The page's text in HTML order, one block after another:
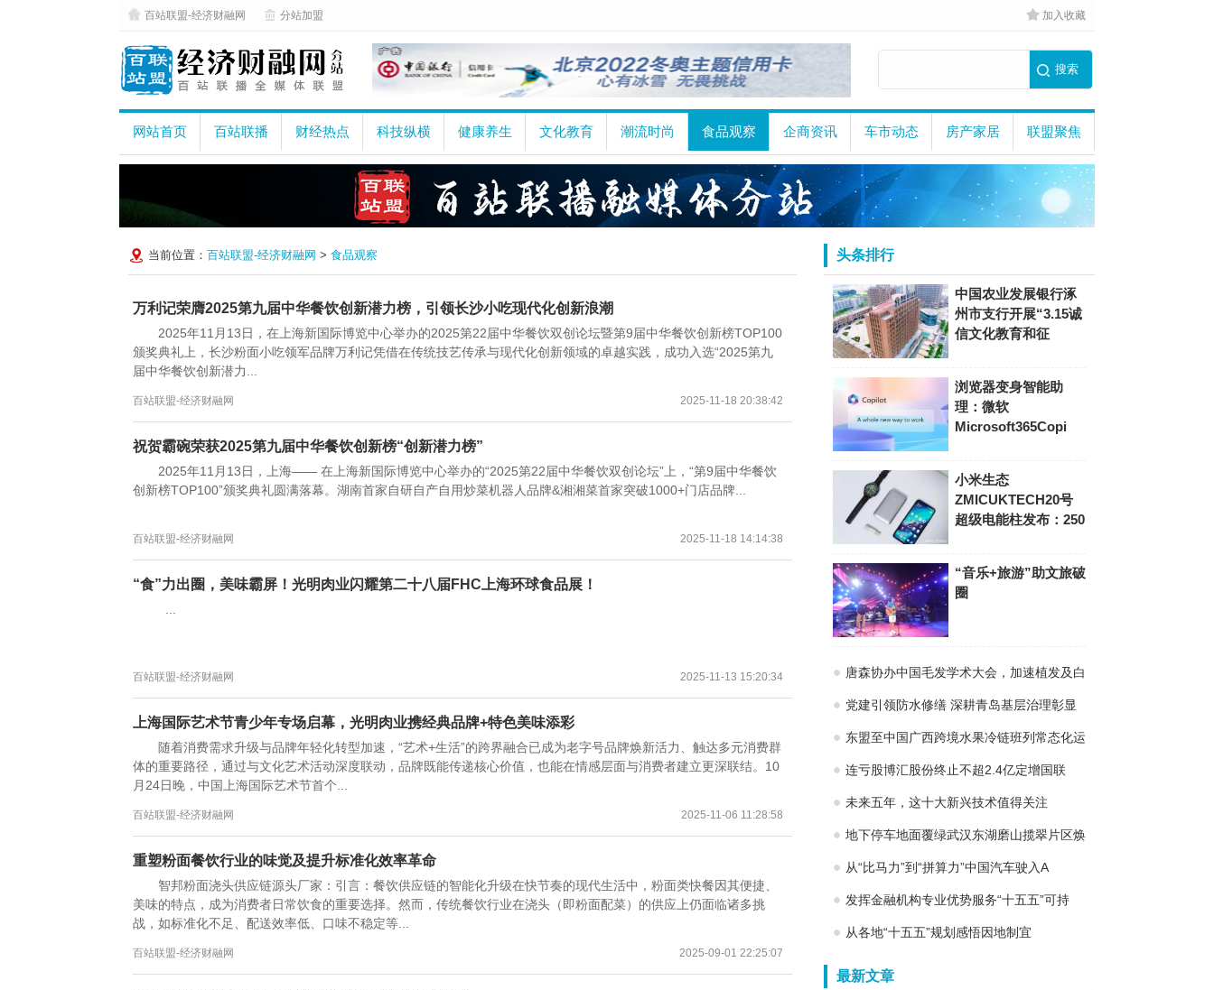
百站联盟-经济财融网 分站加盟 加入收藏
网站首页 百站联播 财经热点 科技纵横 健康养生 文化教育 潮流时尚 食品观察 企商资讯 车市动态 房产家居 联盟聚焦
当前位置： 百站联盟-经济财融网 > 食品观察
万利记荣膺2025第九届中华餐饮创新潜力榜，引领长沙小吃现代化创新浪潮
2025年11月13日，在上海新国际博览中心举办的2025第22届中华餐饮双创论坛暨第9届中华餐饮创新榜TOP100
颁奖典礼上，长沙粉面小吃领军品牌万利记凭借在传统技艺传承与现代化创新领域的卓越实践，成功入选“2025第九
届中华餐饮创新潜力...
百站联盟-经济财融网 2025-11-18 20:38:42
祝贺霸碗荣获2025第九届中华餐饮创新榜“创新潜力榜”
2025年11月13日，上海—— 在上海新国际博览中心举办的“2025第22届中华餐饮双创论坛”上，“第9届中华餐饮
创新榜TOP100”颁奖典礼圆满落幕。湖南首家自研自产自用炒菜机器人品牌&湘湘菜首家突破1000+门店品牌...
百站联盟-经济财融网 2025-11-18 14:14:38
“食”力出圈，美味霸屏！光明肉业闪耀第二十八届FHC上海环球食品展！
百站联盟-经济财融网 2025-11-13 15:20:34
上海国际艺术节青少年专场启幕，光明肉业携经典品牌+特色美味添彩
随着消费需求升级与品牌年轻化转型加速，“艺术+生活”的跨界融合已成为老字号品牌焕新活力、触达多元消费群
体的重要路径，通过与文化艺术活动深度联动，品牌既能传递核心价值，也能在情感层面与消费者建立更深联结。10
月24日晚，中国上海国际艺术节首个...
百站联盟-经济财融网 2025-11-06 11:28:58
重塑粉面餐饮行业的味觉及提升标准化效率革命
智邦粉面浇头供应链源头厂家：引言：餐饮供应链的智能化升级在快节奏的现代生活中，粉面类快餐因其便捷、
美味的特点，成为消费者日常饮食的重要选择。然而，传统餐饮行业在浇头（即粉面配菜）的供应上仍面临诸多挑
战，如标准化不足、配送效率低、口味不稳定等...
百站联盟-经济财融网 2025-09-01 22:25:07
头条排行
中国农业发展银行涿
州市支行开展“3.15诚
信文化教育和征
浏览器变身智能助
理：微软
Microsoft365Copi
小米生态
ZMICUKTECH20号
超级电能柱发布：250
“音乐+旅游”助文旅破
圈
唐森协办中国毛发学术大会，加速植发及白
党建引领防水修缮 深耕青岛基层治理彰显
东盟至中国广西跨境水果冷链班列常态化运
连亏股博汇股份终止不超2.4亿定增国联
未来五年，这十大新兴技术值得关注
地下停车地面覆绿武汉东湖磨山揽翠片区焕
从“比马力”到“拼算力”中国汽车驶入A
发挥金融机构专业优势服务“十五五”可持
从各地“十五五”规划感悟因地制宜
最新文章